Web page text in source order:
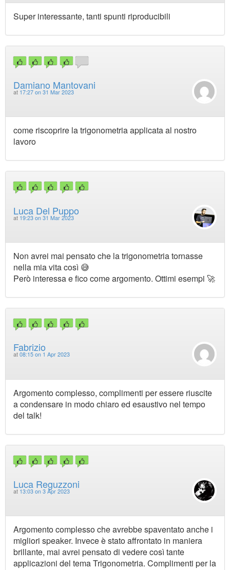
Super interessante, tanti spunti riproducibili
Damiano Mantovani
at 17:27 on 31 Mar 2023
come riscoprire la trigonometria applicata al nostro
lavoro
Luca Del Puppo
at 19:23 on 31 Mar 2023
Non avrei mai pensato che la trigonometria tornasse
nella mia vita così 😅
Però interessa e fico come argomento. Ottimi esempi 🚀
Fabrizio
at 08:15 on 1 Apr 2023
Argomento complesso, complimenti per essere riuscite
a condensare in modo chiaro ed esaustivo nel tempo
del talk!
Luca Reguzzoni
at 13:03 on 3 Apr 2023
Argomento complesso che avrebbe spaventato anche i
migliori speaker. Invece è stato affrontato in maniera
brillante, mai avrei pensato di vedere così tante
applicazioni del tema Trigonometria. Complimenti per la